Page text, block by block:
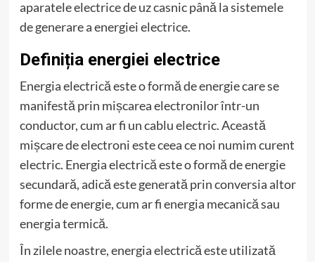
aparatele electrice de uz casnic până la sistemele
de generare a energiei electrice.
Definiția energiei electrice
Energia electrică este o formă de energie care se
manifestă prin mișcarea electronilor într-un
conductor, cum ar fi un cablu electric. Această
mișcare de electroni este ceea ce noi numim curent
electric. Energia electrică este o formă de energie
secundară, adică este generată prin conversia altor
forme de energie, cum ar fi energia mecanică sau
energia termică.
În zilele noastre, energia electrică este utilizată